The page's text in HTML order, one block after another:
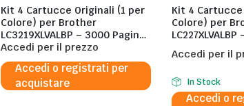
Kit 4 Cartucce Originali (1 per
Colore) per Brother
LC3219XLVALBP – 3000 Pagine
al 5%
Accedi per il prezzo
Accedi o registrati per
acquistare
Kit 4
Colore) per Brother
Accedi per il
In Stock
Accedi o